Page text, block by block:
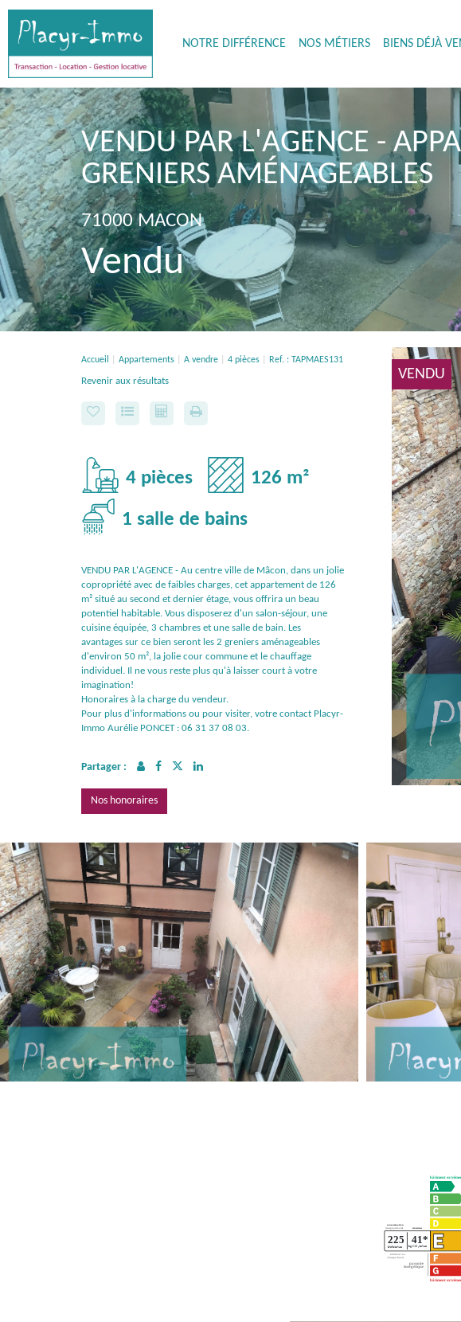
NOTRE DIFFÉRENCE NOS MÉTIERS BIENS DÉJÀ
VENDU PAR L'AGENCE -
GRENIERS AMÉNAGEABLES
71000 MACON
Vendu
Accueil Appartements A vendre 4 pièces Ref. : TAPMAES131
Revenir aux résultats VENDU
4 pièces 126 m²
1 salle de bains
VENDU PAR L'AGENCE - Au centre ville de Mâcon, dans un jolie
copropriété avec de faibles charges, cet appartement de 126
m² situé au second et dernier étage, vous offrira un beau
potentiel habitable. Vous disposerez d'un salon-séjour, une
cuisine équipée, 3 chambres et une salle de bain. Les
avantages sur ce bien seront les 2 greniers aménageables
d'environ 50 m², la jolie cour commune et le chauffage
individuel. Il ne vous reste plus qu'à laisser court à votre
imagination!
Honoraires à la charge du vendeur.
Pour plus d'informations ou pour visiter, votre contact Placyr-
Immo Aurélie PONCET : 06 31 37 08 03.
Partager :
Nos honoraires